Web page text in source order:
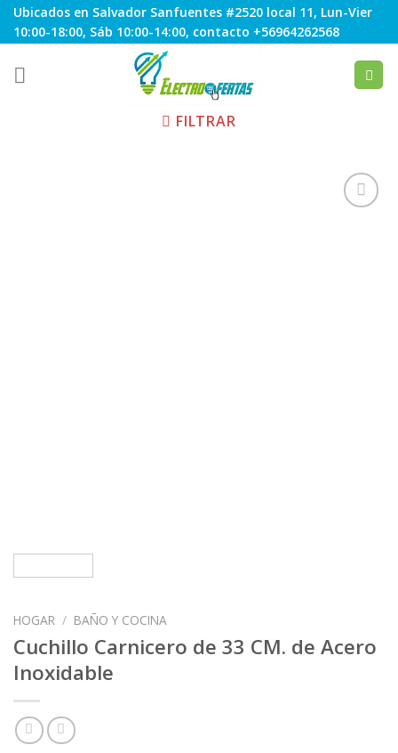
Skip
to
Ubicados en Salvador Sanfuentes #2520 local 11, Lun-Vier
10:00-18:00, Sáb 10:00-14:00, contacto +56964262568
FILTRAR
HOGAR / BAÑO Y COCINA
Cuchillo Carnicero de 33 CM. de Acero
Inoxidable